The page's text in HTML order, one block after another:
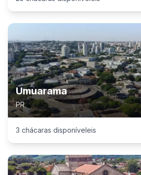
Umuarama
PR
3 chácaras disponíveleis